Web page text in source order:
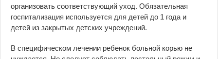
организовать соответствующий уход. Обязательная
госпитализация используется для детей до 1 года и
детей из закрытых детских учреждений.
В специфическом лечении ребенок больной корью не